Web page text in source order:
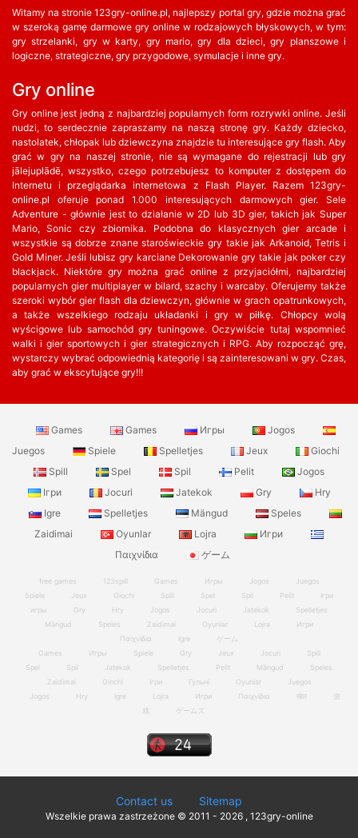
Witamy na stronie 123gry-online.pl, najlepszy portal gry, gdzie można grać
w szeroką gamę darmowe gry online w rodzajowych błyskowych, w tym:
gry strzelanki, gry w karty, gry mario, gry dla dzieci, gry planszowe i
logiczne, strategiczne, gry przygodowe, symulacje i inne gry.
Gry online
Gry online jest jedną z najbardziej popularnych form rozrywki online. Jeśli
nudzi, to serdecznie zapraszamy na naszą stronę gry. Każdy dziecko,
nastolatek, chłopak lub dziewczyna znajdzie tu interesujące gry flash. Aby
grać w gry na naszej stronie, nie są wymagane do rejestracji lub gry
jālejuplādē, wszystko, czego potrzebujesz to komputer z dostępem do
Internetu i przeglądarka internetowa z Flash Player. Razem 123gry-
online.pl oferuje ponad 1.000 interesujących darmowych gier. Sele
Adventure - głównie jest to działanie w 2D lub 3D gier, takich jak Super
Mario, Sonic czy zbiornika. Podobna do klasycznych gier arcade i
wszystkie są dobrze znane staroświeckie gry takie jak Arkanoid, Tetris i
Gold Miner. Jeśli lubisz gry karciane Dekorowanie gry takie jak poker czy
blackjack. Niektóre gry można grać online z przyjaciółmi, najbardziej
popularnych gier multiplayer w bilard, szachy i warcaby. Oferujemy także
szeroki wybór gier flash dla dziewczyn, głównie w grach opatrunkowych,
a także wszelkiego rodzaju układanki i gry w piłkę. Chłopcy wolą
wyścigowe lub samochód gry tuningowe. Oczywiście tutaj wspomnieć
walki i gier sportowych i gier strategicznych i RPG. Aby rozpocząć grę,
wystarczy wybrać odpowiednią kategorię i są zainteresowani w gry. Czas,
aby grać w ekscytujące gry!!!
Games Games Игры
Jogos
Juegos
Spiele Spelletjes Jeux
Giochi
Spill
Spel Spil Pelit
Jogos
Ігри
Jocuri Jatekok Gry
Hry
Igre
Spelletjes Mängud
Speles
Zaidimai
Oyunlar Lojra
Игри
Παιχνίδια
ゲーム
free games 123spill Games Игры Jogos
Juegos
Spiele
Jeux Giochi Spill Spel Spil Pelit
Ігри
игры
Gry Hry Jogos Jocuri Jatekok
Spelletjes
Mängud
Speles Zaidimai Oyunlar Lojra
Игри
Παιχνίδια
Igre
ゲーム
Games
Игры Spiele Gry Jeux Jocuri
Spill
Spel
Spil Jatekok Spelletjes Pelit Mängud
Speles
Zaidimai
Giochi Ігри Гульні Oyunlar
Juegos
Jogos
Hry Igre Lojra Игри Παιχνίδια खेल
游
戏
ゲームズ
Contact us Sitemap
Wszelkie prawa zastrzeżone © 2011 - 2026 , 123gry-online